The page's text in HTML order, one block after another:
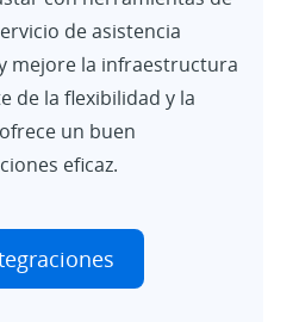
de asistencia
mejore la infraestructura
de la flexibilidad y la
un buen
eficaz.